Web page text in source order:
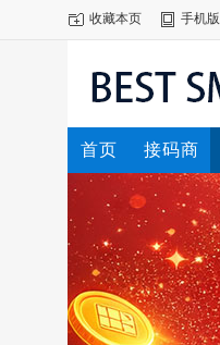
收藏本页 手机版
首页 接码商